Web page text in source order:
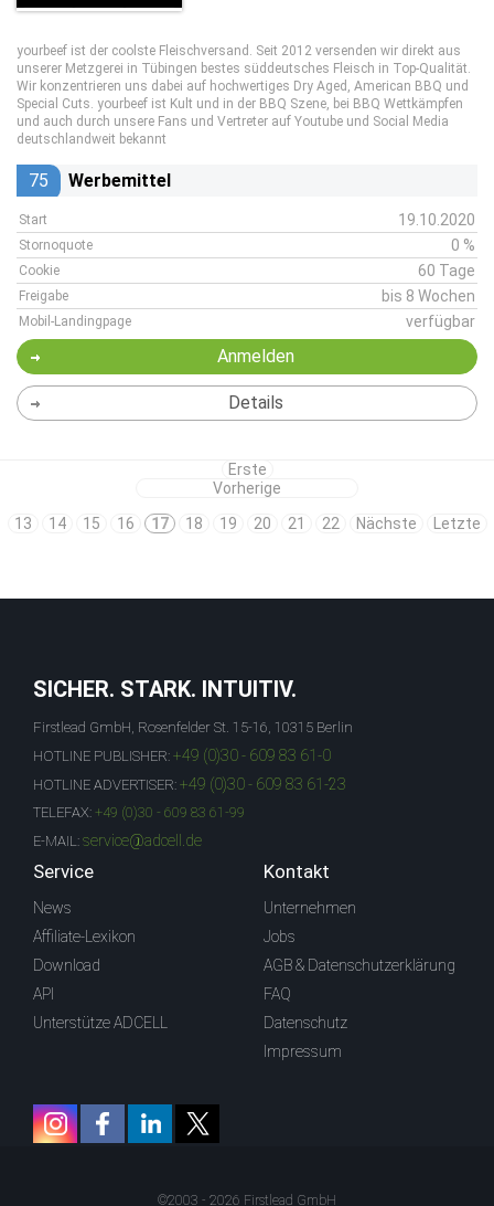
yourbeef ist der coolste Fleischversand. Seit 2012 versenden wir direkt aus
unserer Metzgerei in Tübingen bestes süddeutsches Fleisch in Top-Qualität.
Wir konzentrieren uns dabei auf hochwertiges Dry Aged, American BBQ und
Special Cuts. yourbeef ist Kult und in der BBQ Szene, bei BBQ Wettkämpfen
und auch durch unsere Fans und Vertreter auf Youtube und Social Media
deutschlandweit bekannt
75 Werbemittel
Start 19.10.2020
Stornoquote 0 %
Cookie 60 Tage
Freigabe bis 8 Wochen
Mobil-Landingpage verfügbar
Anmelden
Details
Erste
Vorherige
13
14 15 16 17 18 19 20 21 22 Nächste Letzte
SICHER. STARK. INTUITIV.
Firstlead GmbH, Rosenfelder St. 15-16, 10315 Berlin
HOTLINE PUBLISHER: +49 (0)30 - 609 83 61-0
HOTLINE ADVERTISER: +49 (0)30 - 609 83 61-23
TELEFAX: +49 (0)30 - 609 83 61-99
E-MAIL: service@adcell.de
Service
News
Affiliate-Lexikon
Download
API
Unterstütze ADCELL
Kontakt
Unternehmen
Jobs
AGB & Datenschutzerklärung
FAQ
Datenschutz
Impressum
©2003 - 2026 Firstlead GmbH